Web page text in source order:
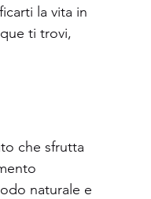
la vita in
ti trovi,
che sfrutta
naturale e